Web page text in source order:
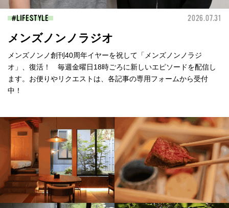
LIFESTYLE 2026.07.31
メンズノンノラジオ
メンズノンノ創刊40周年イヤーを祝して「メンズノンノラジ
オ」、復活！ 毎週金曜日18時ごろに新しいエピソードを配信し
ます。お便りやリクエストは、各記事の専用フォームから受付
中！